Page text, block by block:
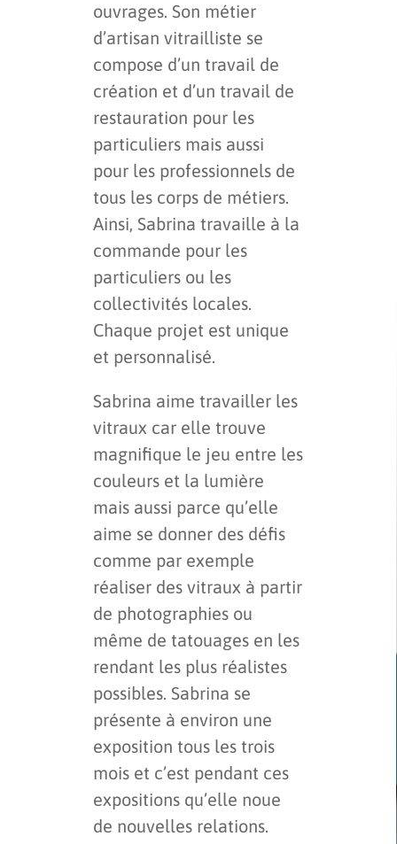
ouvrages. Son métier
d’artisan vitrailliste se
compose d’un travail de
création et d’un travail de
restauration pour les
particuliers mais aussi
pour les professionnels de
tous les corps de métiers.
Ainsi, Sabrina travaille à la
commande pour les
particuliers ou les
collectivités locales.
Chaque projet est unique
et personnalisé.
Sabrina aime travailler les
vitraux car elle trouve
magnifique le jeu entre les
couleurs et la lumière
mais aussi parce qu’elle
aime se donner des défis
comme par exemple
réaliser des vitraux à partir
de photographies ou
même de tatouages en les
rendant les plus réalistes
possibles. Sabrina se
présente à environ une
exposition tous les trois
mois et c’est pendant ces
expositions qu’elle noue
de nouvelles relations.